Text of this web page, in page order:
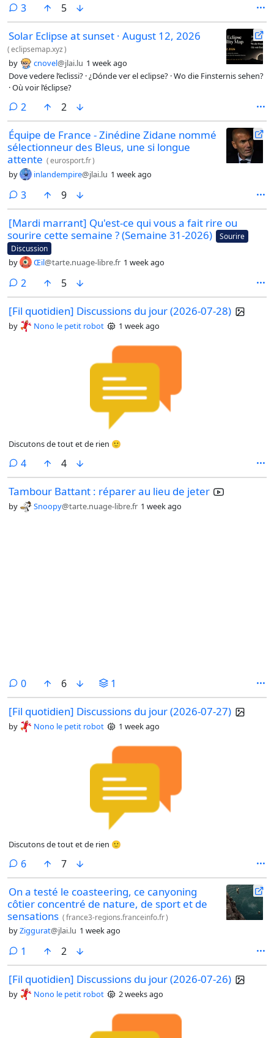
3comments
5
Solar Eclipse at sunset · August 12, 2026
(eclipsemap.xyz)
by cnovel@jlai.lu 1 week ago
Dove vedere l’eclissi? · ¿Dónde ver el eclipse? · Wo die Finsternis sehen?
· Où voir l’éclipse?
2 comments
2
Équipe de France - Zinédine Zidane nommé
sélectionneur des Bleus, une si longue
attente (eurosport.fr)
by inlandempire@jlai.lu 1 week ago
3comments
9
[Mardi marrant] Qu'est-ce qui vous a fait rire ou
sourire cette semaine ? (Semaine 31-2026)
Sourire
Discussion
by Œil@tarte.nuage-libre.fr 1 week ago
2 comments
5
[Fil quotidien] Discussions du jour (2026-07-28)
by Nono le petit robot 1 week ago
Discutons de tout et de rien 🙂
4comments
4
Tambour Battant : réparer au lieu de jeter
by Snoopy@tarte.nuage-libre.fr 1 week ago
0comments
6 1
[Fil quotidien] Discussions du jour (2026-07-27)
by Nono le petit robot 1 week ago
Discutons de tout et de rien 🙂
6comments
7
On a testé le coasteering, ce canyoning
côtier concentré de nature, de sport et de
sensations (france3-regions.franceinfo.fr)
byZiggurat@jlai.lu 1 week ago
1 comment
2
[Fil quotidien] Discussions du jour (2026-07-26)
by Nono le petit robot 2 weeks ago